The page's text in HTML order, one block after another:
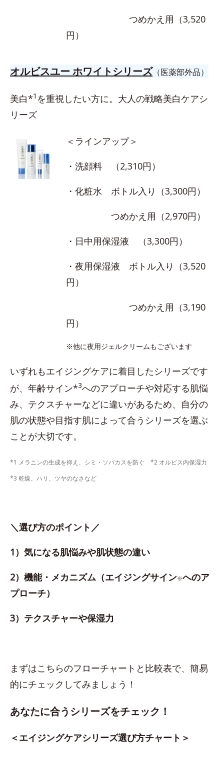
つめかえ用（3,520
円）
オルビスユー ホワイトシリーズ（医薬部外品）
美白*1 を重視したい方に。大人の戦略美白ケアシ
リーズ
＜ラインアップ＞
・洗顔料 （2,310円）
・化粧水 ボトル入り（3,300円）
つめかえ用（2,970円）
・日中用保湿液 （3,300円）
・夜用保湿液 ボトル入り（3,520
円）
つめかえ用（3,190
円）
※他に夜用ジェルクリームもございます
いずれもエイジングケアに着目したシリーズです
が、年齢サイン*3へのアプローチや対応する肌悩
み、テクスチャーなどに違いがあるため、自分の
肌の状態や目指す肌によって合うシリーズを選ぶ
ことが大切です。
*1 メラニンの生成を抑え、シミ・ソバカスを防ぐ *2 オルビス内保湿力
*3 乾燥、ハリ、ツヤのなさなど
＼選び方のポイント／
1）気になる肌悩みや肌状態の違い
2）機能・メカニズム（エイジングサイン※へのア
プローチ）
3）テクスチャーや保湿力
まずはこちらのフローチャートと比較表で、簡易
的にチェックしてみましょう！
あなたに合うシリーズをチェック！
＜エイジングケアシリーズ選び方チャート＞